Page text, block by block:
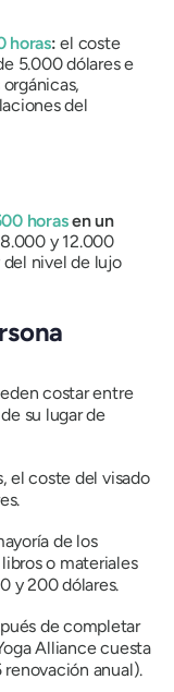
horas: el coste
5.000 dólares e
del
horasen un
y 12.000
nivel de lujo
costar entre
su lugar de
el coste del visado
de los
o materiales
y 200 dólares.
de completar
Alliance cuesta
anual).